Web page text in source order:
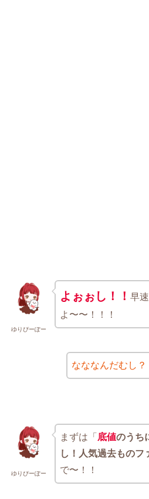
ゆりぴーぽー
よぉぉし！！ 早
よ〜〜！！！
なななんだむし？
ゆりぴーぽー
まずは「 底値のうち
し！人気過去ものフ
で〜！！